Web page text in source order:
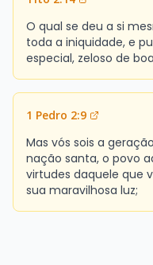
O qual se deu a si
toda a iniquidade, e
especial, zeloso de
1 Pedro 2:9
Mas vós sois a
nação santa, o povo
virtudes daquele que
sua maravilhosa luz;